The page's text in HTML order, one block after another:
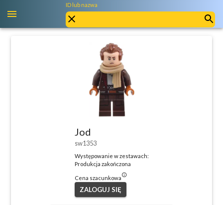
ID lub nazwa
Jod
sw1353
Występowanie w zestawach:
Produkcja zakończona
Cena szacunkowainfo_outlined
ZALOGUJ SIĘ